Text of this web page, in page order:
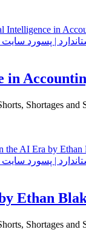
| پسورد
| پسورد